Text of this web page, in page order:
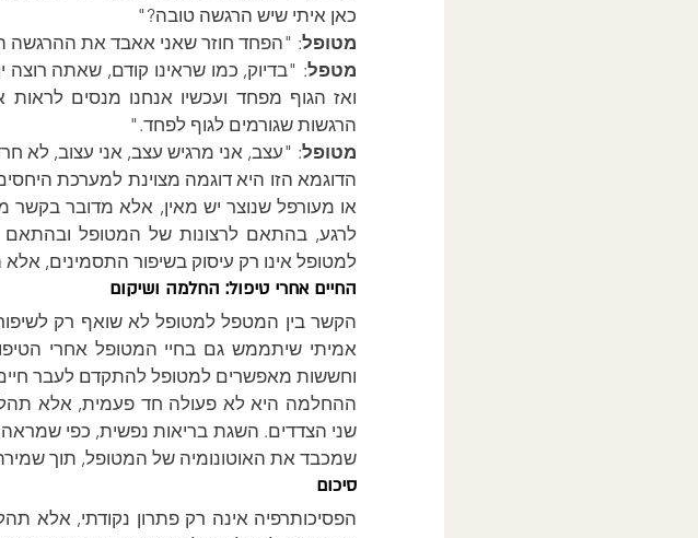
כאן איתי שיש הרגשה טובה?"
מטופל: "הפחד חוזר שאני אאבד את ההרגשה
מטפל
הרגשות שגורמים לגוף לפחד."
מטופל: "עצב, אני מרגיש עצב, אני עצוב, לא
למטופל אינו רק עיסוק בשיפור התסמינים,
החיים אחרי טיפול: החלמה ושיקום
וחששות מאפשרים למטופל להתקדם לעבר
שמכבד את האוטונומיה של המטופל, תוך
סיכום